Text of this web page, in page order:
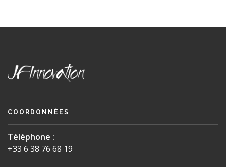
COORDONNÉES
Téléphone :
+33 6 38 76 68 19